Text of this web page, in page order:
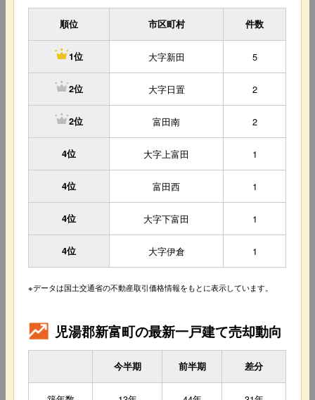
順位 市区町村 件数
1位 大字新田 5
2位 大字日置 2
2位 富田南 2
4位 大字上富田 1
4位 富田西 1
4位 大字下富田 1
4位 大字伊倉 1
※データは国土交通省の不動産取引価格情報をもとに表示しています。
児湯郡新富町の最新一戸建て売却動向
今半期 前半期 差分